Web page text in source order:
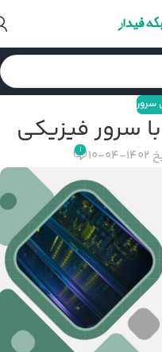
سرور
سرور فیزیکی
10
1